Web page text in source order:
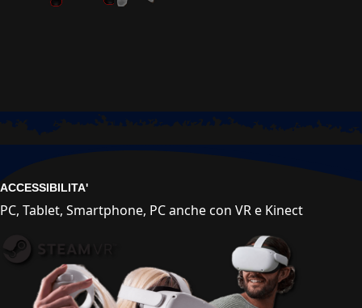
ACCESSIBILITA'
PC, Tablet, Smartphone, PC anche con VR e Kinect